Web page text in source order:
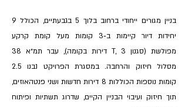
בניין מגורים ייחודי ברחוב בלוך 5 בגבעתיים, הכולל 9
יחידות דיור קיימות ב‑3 קומות מעל קומת קרקע
מפולשת (סגנון T, 3 דירות בקומה), עבר תמ״א 38
מסלול חיזוק והרחבה. במסגרת הפרויקט נבנו 2.5
קומות נוספות הכוללות 8 דירות חדשות ושני פנטהאוזים,
תוך חיזוק ועיבוי הבניין הקיים, שדרוג תשתיות ופיתוח